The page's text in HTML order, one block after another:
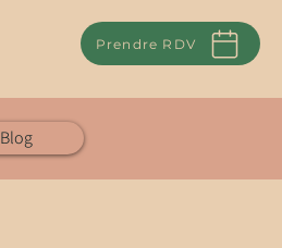
Prendre RDV
Blog